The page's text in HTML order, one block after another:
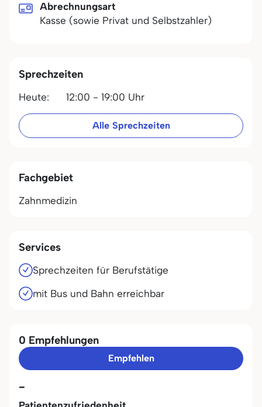
Abrechnungsart
Kasse (sowie Privat und Selbstzahler)
Sprechzeiten
Heute: 12:00 - 19:00 Uhr
Alle Sprechzeiten
Fachgebiet
Zahnmedizin
Services
Sprechzeiten für Berufstätige
mit Bus und Bahn erreichbar
0 Empfehlungen
Empfehlen
-